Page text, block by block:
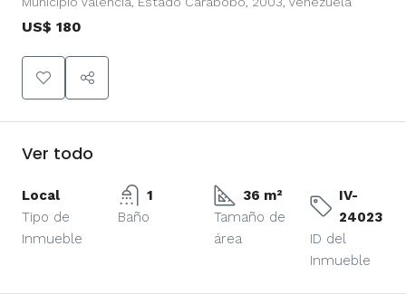
US$ 180
Ver todo
Local
Tipo de
Inmueble
1
Baño
36 m²
Tamaño de
área
IV-
24023
ID del
Inmueble